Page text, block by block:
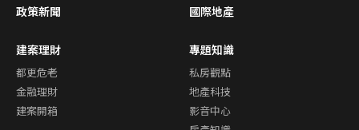
政策新聞 國際地產
建案理財
都更危老
金融理財
建案開箱
專題知識
私房觀點
地產科技
影音中心